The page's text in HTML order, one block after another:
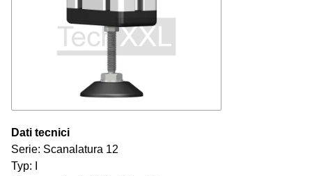
Dati tecnici
Serie: Scanalatura 12
Typ: I